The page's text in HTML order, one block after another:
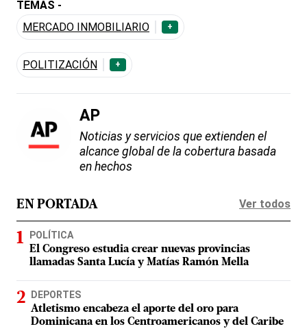
TEMAS -
MERCADO INMOBILIARIO
+
POLITIZACIÓN +
AP
Noticias y servicios que extienden el
alcance global de la cobertura basada
en hechos
EN PORTADA Ver todos
POLÍTICA
El Congreso estudia crear nuevas provincias
llamadas Santa Lucía y Matías Ramón Mella
DEPORTES
Atletismo encabeza el aporte del oro para
Dominicana en los Centroamericanos y del Caribe